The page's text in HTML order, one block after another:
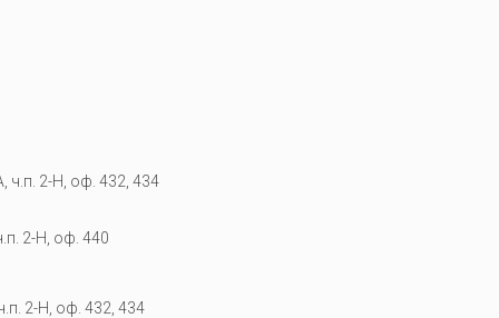
ч.п. 2-Н, оф. 432, 434
2-Н, оф. 440
2-Н, оф. 432, 434